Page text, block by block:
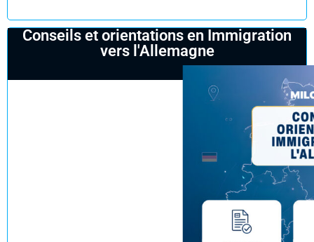
Conseils et orientations en Immigration
vers l'Allemagne